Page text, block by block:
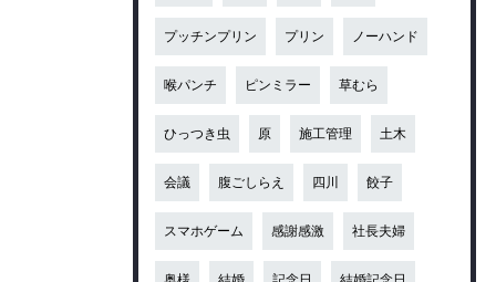
プッチンプリン プリン ノーハンド
喉パンチ ピンミラー 草むら
ひっつき虫 原 施工管理 土木
会議 腹ごしらえ 四川 餃子
スマホゲーム 感謝感激 社長夫婦